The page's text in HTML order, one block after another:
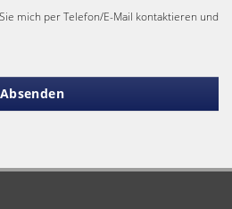
mich per Telefon/E-Mail kontaktieren und
Absenden